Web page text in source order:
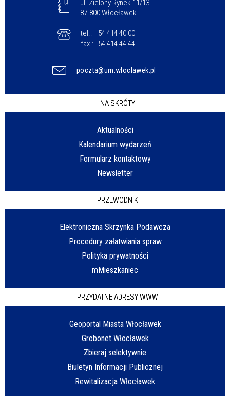
ul. Zielony Rynek 11/13
87-800 Włocławek
tel.:
54 414 40 00
fax.:
54 414 44 44
poczta@um.wloclawek.pl
NA SKRÓTY
Aktualności
Kalendarium wydarzeń
Formularz kontaktowy
Newsletter
PRZEWODNIK
Elektroniczna Skrzynka Podawcza
Procedury załatwiania spraw
Polityka prywatności
mMieszkaniec
PRZYDATNE ADRESY WWW
Geoportal Miasta Włocławek
Grobonet Włocławek
Zbieraj selektywnie
Biuletyn Informacji Publicznej
Rewitalizacja Włocławek